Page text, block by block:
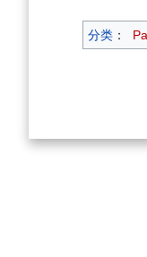
分类 ：